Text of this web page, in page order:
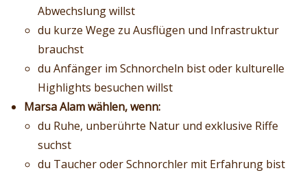
Abwechslung willst
du kurze Wege zu Ausflügen und Infrastruktur
brauchst
du Anfänger im Schnorcheln bist oder kulturelle
Highlights besuchen willst
Marsa Alam wählen, wenn:
du Ruhe, unberührte Natur und exklusive Riffe
suchst
du Taucher oder Schnorchler mit Erfahrung bist